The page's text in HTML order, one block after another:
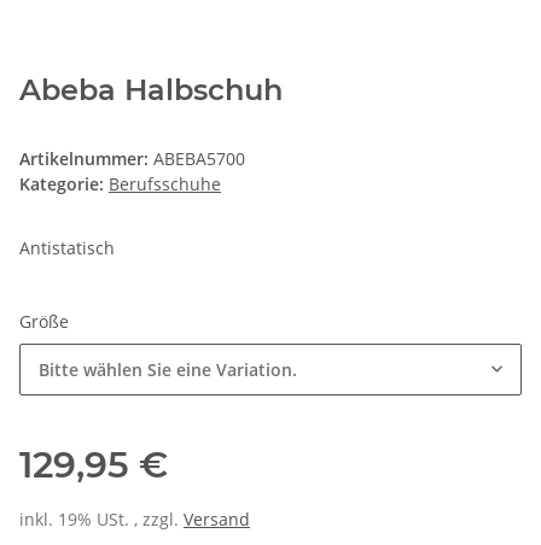
Abeba Halbschuh
Artikelnummer: ABEBA5700
Kategorie: Berufsschuhe
Antistatisch
Größe
Bitte wählen Sie eine Variation.
129,95 €
inkl. 19% USt. , zzgl. Versand